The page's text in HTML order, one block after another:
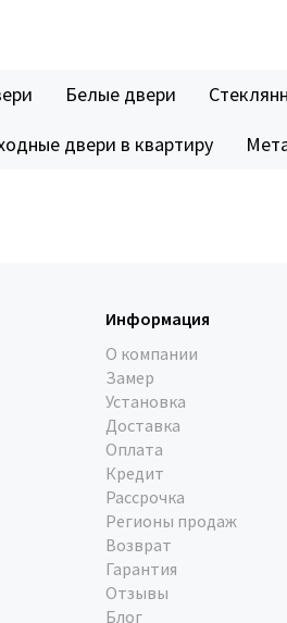
Белые двери
двери в квартиру
Информация
О компании
Замер
Установка
Доставка
Оплата
Кредит
Рассрочка
Регионы продаж
Возврат
Гарантия
Отзывы
Блог